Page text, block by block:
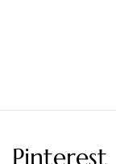
Pinterest